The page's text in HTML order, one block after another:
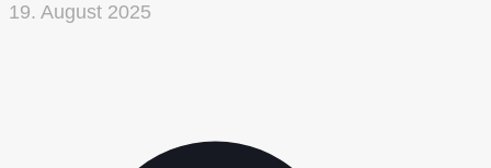
19. August 2025